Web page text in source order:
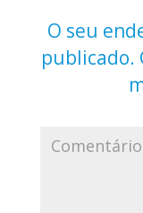
O seu
publicado.